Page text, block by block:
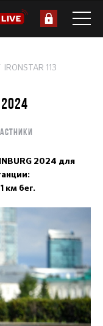
IRONSTAR 113
2024
2024 для
км бег.